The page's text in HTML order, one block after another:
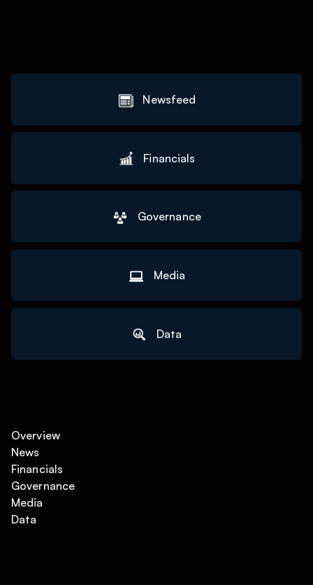
Newsfeed
Financials
Governance
Media
Data
Overview
News
Financials
Governance
Media
Data